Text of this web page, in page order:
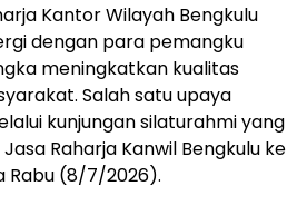
Kantor Wilayah Bengkulu
dengan para pemangku
meningkatkan kualitas
Salah satu upaya
kunjungan silaturahmi yang
Raharja Kanwil Bengkulu ke
Rabu (8/7/2026).